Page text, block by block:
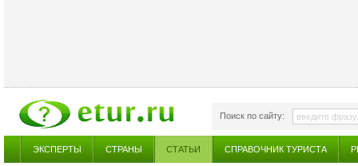
Поиск по сайту:
ЭКСПЕРТЫ СТРАНЫ СТАТЬИ СПРАВОЧНИК ТУРИСТА